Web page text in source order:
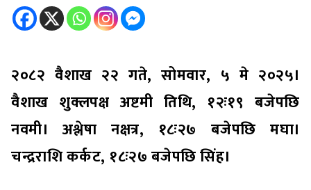
२०८२ वैशाख २२ गते, सोमवार, ५ मे २०२५।
वैशाख शुक्लपक्ष अष्टमी तिथि, १२ः१९ बजेपछि
नवमी। अश्लेषा नक्षत्र, १८ः२७ बजेपछि मघा।
चन्द्रराशि कर्कट, १८ः२७ बजेपछि सिंह।